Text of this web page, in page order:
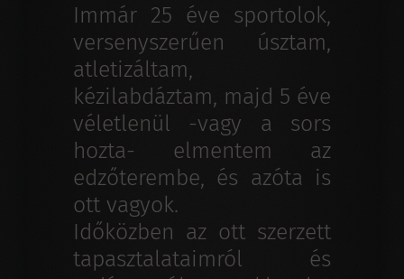
Immár 25 éve sportolok,
versenyszerűen úsztam,
atletizáltam,
kézilabdáztam, majd 5 éve
véletlenül -vagy a sors
hozta- elmentem az
edzőterembe, és azóta is
ott vagyok.
Időközben az ott szerzett
tapasztalataimról és